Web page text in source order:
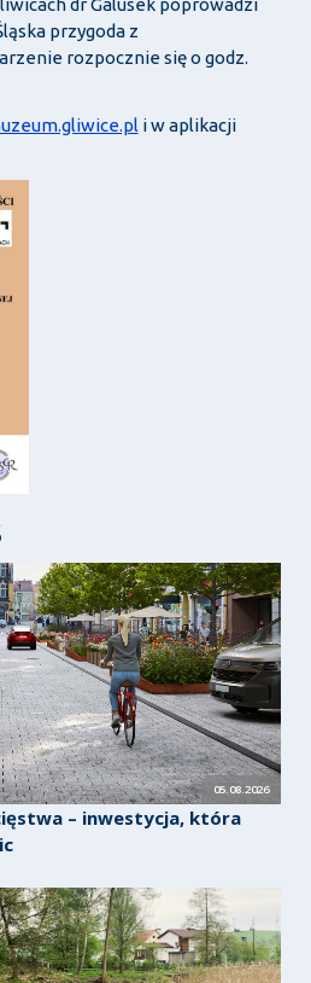
przygoda z
rozpocznie się o godz.
i w aplikacji
05.08.2026
– inwestycja, która